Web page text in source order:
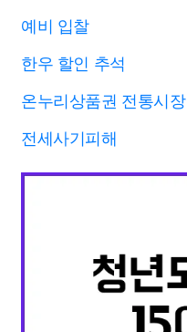
예비 입찰
한우 할인 추석
온누리상품권 전통시장
전세사기피해